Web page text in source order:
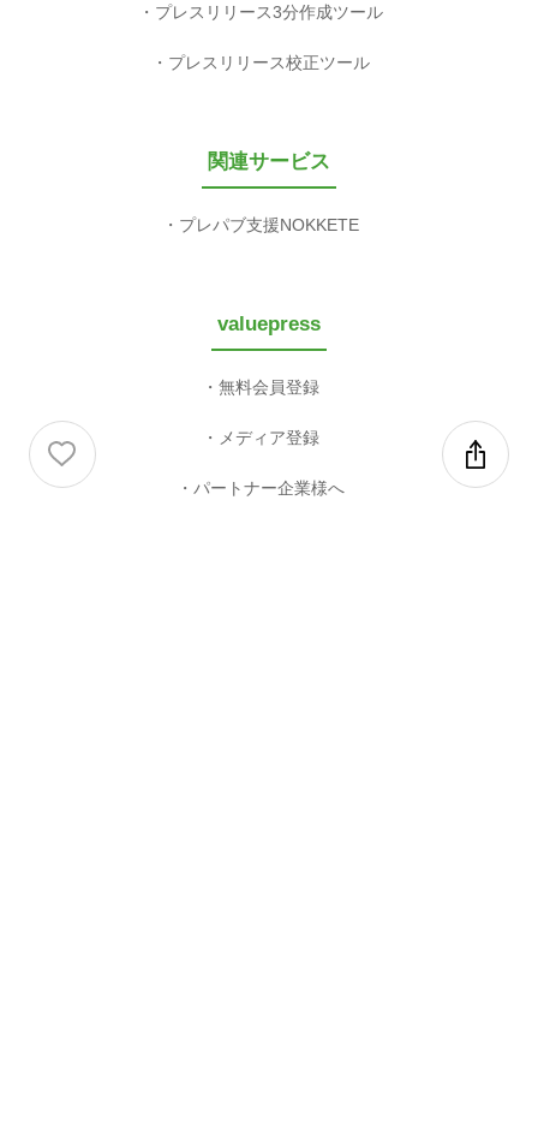
プレスリリース3分作成ツール
プレスリリース校正ツール
関連サービス
プレパブ支援NOKKETE
valuepress
無料会員登録
メディア登録
パートナー企業様へ